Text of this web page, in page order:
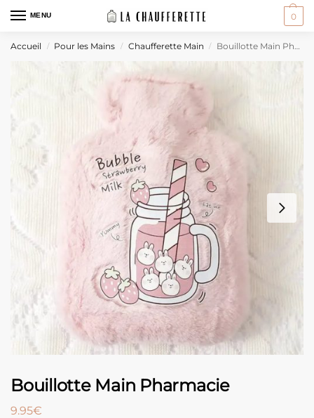
MENU 0
Accueil / Pour les Mains / Chaufferette Main / Bouillotte Main Pharmacie
Bouillotte Main Pharmacie
9.95€